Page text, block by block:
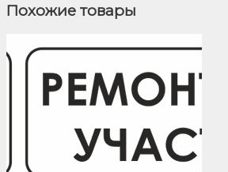
Похожие товары